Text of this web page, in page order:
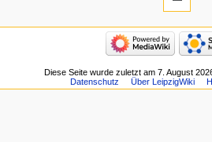
Diese Seite wurde zuletzt am 7. August
Datenschutz
Über LeipzigWiki